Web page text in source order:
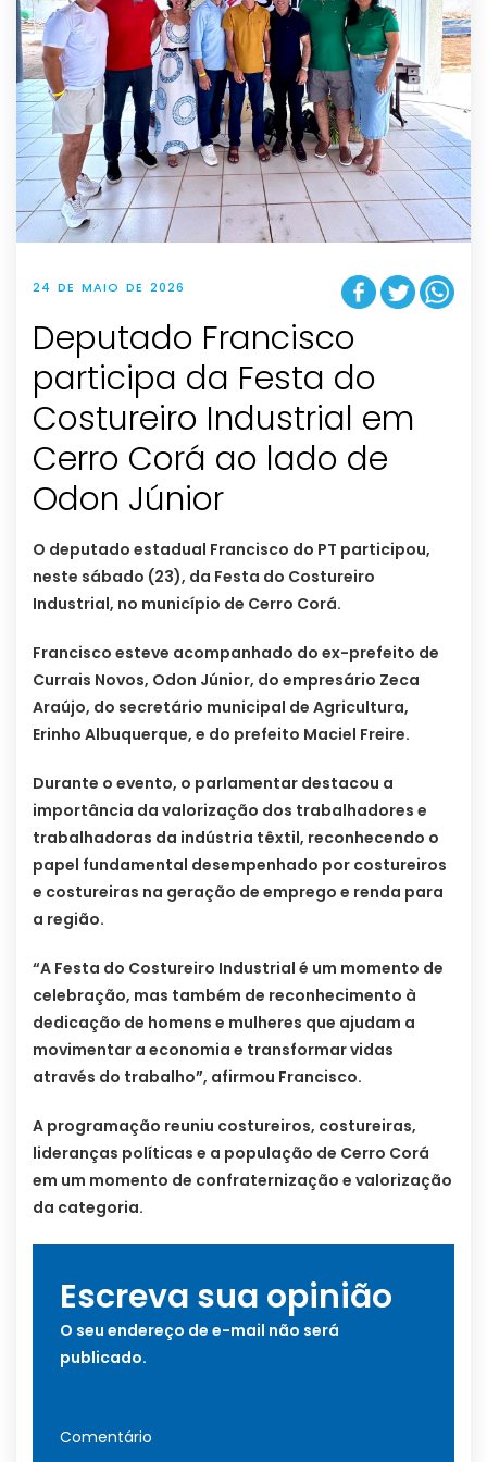
24 DE MAIO DE 2026
Deputado Francisco
participa da Festa do
Costureiro Industrial em
Cerro Corá ao lado de
Odon Júnior
O deputado estadual Francisco do PT participou,
neste sábado (23), da Festa do Costureiro
Industrial, no município de Cerro Corá.
Francisco esteve acompanhado do ex-prefeito de
Currais Novos, Odon Júnior, do empresário Zeca
Araújo, do secretário municipal de Agricultura,
Erinho Albuquerque, e do prefeito Maciel Freire.
Durante o evento, o parlamentar destacou a
importância da valorização dos trabalhadores e
trabalhadoras da indústria têxtil, reconhecendo o
papel fundamental desempenhado por costureiros
e costureiras na geração de emprego e renda para
a região.
“A Festa do Costureiro Industrial é um momento de
celebração, mas também de reconhecimento à
dedicação de homens e mulheres que ajudam a
movimentar a economia e transformar vidas
através do trabalho”, afirmou Francisco.
A programação reuniu costureiros, costureiras,
lideranças políticas e a população de Cerro Corá
em um momento de confraternização e valorização
da categoria.
Escreva sua opinião
O seu endereço de e-mail não será
publicado.
Comentário